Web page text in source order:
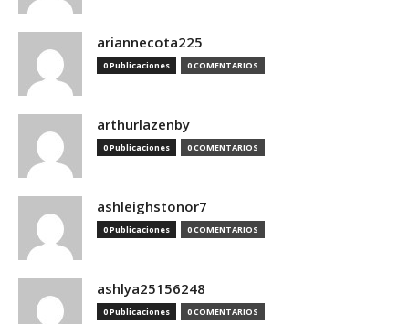
ariannecota225
0 Publicaciones 0 COMENTARIOS
arthurlazenby
0 Publicaciones 0 COMENTARIOS
ashleighstonor7
0 Publicaciones 0 COMENTARIOS
ashlya25156248
0 Publicaciones 0 COMENTARIOS